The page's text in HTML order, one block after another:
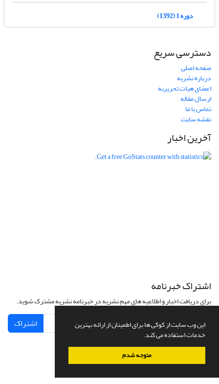
این وب سایت از کوکی ها برای اطمینان از ارائه بهترین
خدمات استفاده می کند.
متوجه شدم
دوره 1 (1392)
دسترسی سریع
صفحه اصلی
درباره نشریه
اعضای هیات تحریریه
ارسال مقاله
تماس با ما
نقشه سایت
آخرین اخبار
اشتراک خبرنامه
برای دریافت اخبار و اطلاعیه های مهم نشریه در خبرنامه نشریه مشترک شوید.
اشتراک
سامانه مدیریت نشریات علمی.طراحی و پیاده سازی ازسیناوب